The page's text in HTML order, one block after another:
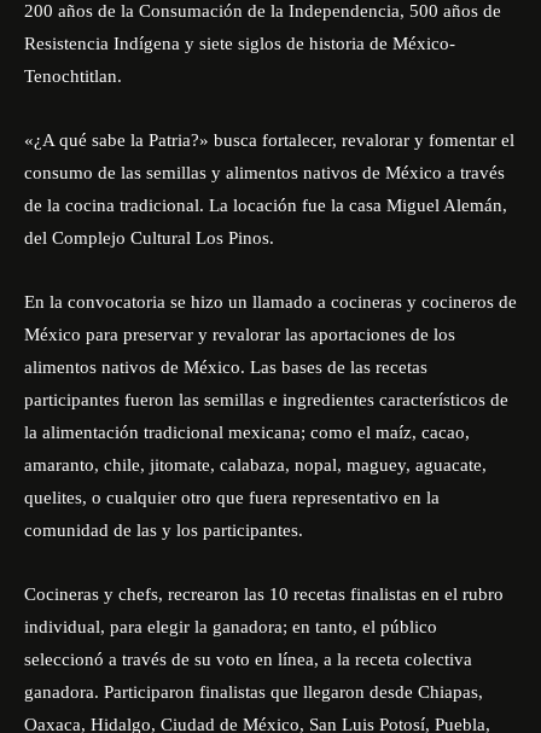
200 años de la Consumación de la Independencia, 500 años de
Resistencia Indígena y siete siglos de historia de México-
Tenochtitlan.
«¿A qué sabe la Patria?» busca fortalecer, revalorar y fomentar el
consumo de las semillas y alimentos nativos de México a través
de la cocina tradicional. La locación fue la casa Miguel Alemán,
del Complejo Cultural Los Pinos.
En la convocatoria se hizo un llamado a cocineras y cocineros de
México para preservar y revalorar las aportaciones de los
alimentos nativos de México. Las bases de las recetas
participantes fueron las semillas e ingredientes característicos de
la alimentación tradicional mexicana; como el maíz, cacao,
amaranto, chile, jitomate, calabaza, nopal, maguey, aguacate,
quelites, o cualquier otro que fuera representativo en la
comunidad de las y los participantes.
Cocineras y chefs, recrearon las 10 recetas finalistas en el rubro
individual, para elegir la ganadora; en tanto, el público
seleccionó a través de su voto en línea, a la receta colectiva
ganadora. Participaron finalistas que llegaron desde Chiapas,
Oaxaca, Hidalgo, Ciudad de México, San Luis Potosí, Puebla,